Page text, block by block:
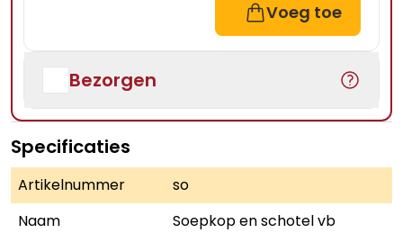
Voeg toe
Bezorgen
Specificaties
Artikelnummer
so
Naam
Soepkop en schotel vb